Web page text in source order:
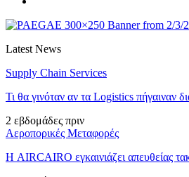
Latest News
Supply Chain Services
Τι θα γινόταν αν τα Logistics πήγαιναν
2 εβδομάδες πριν
Αεροπορικές Μεταφορές
Η AIRCAIRO εγκαινιάζει απευθείας